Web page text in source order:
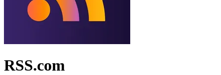
RSS.com